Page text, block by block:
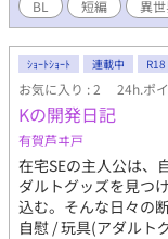
BL 短編 異
ｼｮｰﾄｼｮｰﾄ 連載中 R18
お気に入り : 2 24h.ポ
Kの開発日記
有賀芦ヰ戸
在宅SEの主人公は、
ダルトグッズを見つ
込む。そんな日々の
自慰 / 玩具(アダルト